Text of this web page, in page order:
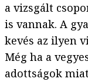
a vizsgált
is vannak. A
kevés az ilyen
Még ha a
adottságok